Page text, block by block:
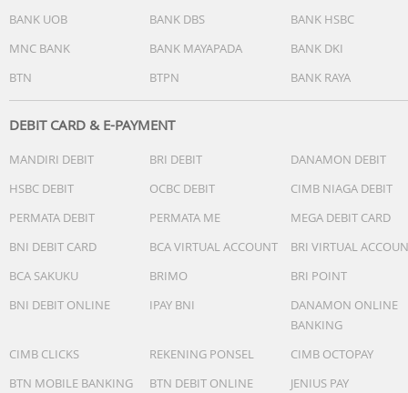
BANK UOB
BANK DBS
BANK HSBC
MNC BANK
BANK MAYAPADA
BANK DKI
BTN
BTPN BANK RAYA
DEBIT CARD & E-PAYMENT
MANDIRI DEBIT BRI DEBIT
DANAMON DEBIT
HSBC DEBIT
OCBC DEBIT
CIMB NIAGA DEBIT
PERMATA DEBIT
PERMATA ME
MEGA DEBIT CARD
BNI DEBIT CARD
BCA VIRTUAL ACCOUNT
BRI VIRTUAL
BCA SAKUKU
BRIMO
BRI POINT
BNI DEBIT ONLINE
IPAY BNI
DANAMON ONLINE
BANKING
CIMB CLICKS
REKENING PONSEL
CIMB OCTOPAY
BTN MOBILE BANKING
BTN DEBIT ONLINE
JENIUS PAY